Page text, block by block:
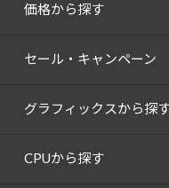
価格から探す
セール・キャンペーン
グラフィックスから探
CPUから探す